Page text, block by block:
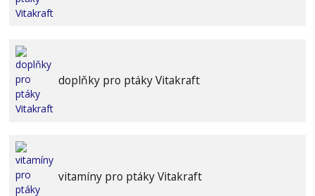
doplňky pro ptáky Vitakraft
vitamíny pro ptáky Vitakraft